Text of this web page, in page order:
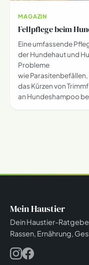
MAGAZIN
Fellpflege beim
Eine umfassende
der Hundehaut und
Probleme
wie
das Kürzen von
an Hundeshampoo
Mein Haustier
Dein Haustier-
Rassen, Ernährung,